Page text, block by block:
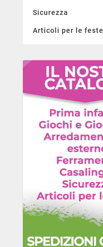
Sicurezza
Articoli per le feste